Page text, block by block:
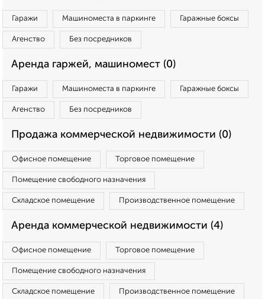
Гаражи Машиноместа в паркинге Гаражные боксы
Агенство Без посредников
Аренда гаржей, машиномест (0)
Гаражи Машиноместа в паркинге Гаражные боксы
Агенство Без посредников
Продажа коммерческой недвижимости (0)
Офисное помещение Торговое помещение
Помещение свободного назначения
Складское помещение Производственное помещение
Аренда коммерческой недвижимости (4)
Офисное помещение Торговое помещение
Помещение свободного назначения
Складское помещение Производственное помещение